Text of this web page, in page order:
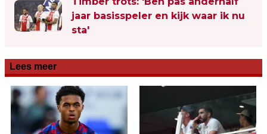
jaar basisspeler en kijk waar ik nu
sta'